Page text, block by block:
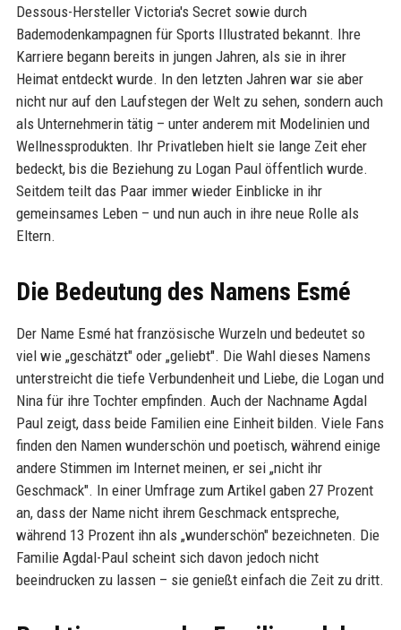
Dessous-Hersteller Victoria's Secret sowie durch
Bademodenkampagnen für Sports Illustrated bekannt. Ihre
Karriere begann bereits in jungen Jahren, als sie in ihrer
Heimat entdeckt wurde. In den letzten Jahren war sie aber
nicht nur auf den Laufstegen der Welt zu sehen, sondern auch
als Unternehmerin tätig – unter anderem mit Modelinien und
Wellnessprodukten. Ihr Privatleben hielt sie lange Zeit eher
bedeckt, bis die Beziehung zu Logan Paul öffentlich wurde.
Seitdem teilt das Paar immer wieder Einblicke in ihr
gemeinsames Leben – und nun auch in ihre neue Rolle als
Eltern.
Die Bedeutung des Namens Esmé
Der Name Esmé hat französische Wurzeln und bedeutet so
viel wie „geschätzt" oder „geliebt". Die Wahl dieses Namens
unterstreicht die tiefe Verbundenheit und Liebe, die Logan und
Nina für ihre Tochter empfinden. Auch der Nachname Agdal
Paul zeigt, dass beide Familien eine Einheit bilden. Viele Fans
finden den Namen wunderschön und poetisch, während einige
andere Stimmen im Internet meinen, er sei „nicht ihr
Geschmack". In einer Umfrage zum Artikel gaben 27 Prozent
an, dass der Name nicht ihrem Geschmack entspreche,
während 13 Prozent ihn als „wunderschön" bezeichneten. Die
Familie Agdal-Paul scheint sich davon jedoch nicht
beeindrucken zu lassen – sie genießt einfach die Zeit zu dritt.